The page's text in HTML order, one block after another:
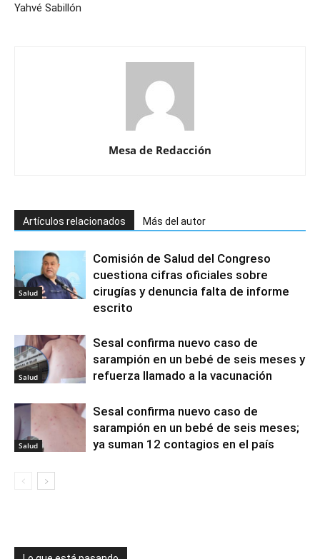
Yahvé Sabillón
Mesa de Redacción
Artículos relacionados Más del autor
Salud
Comisión de Salud del Congreso
cuestiona cifras oficiales sobre
cirugías y denuncia falta de informe
escrito
Salud
Sesal confirma nuevo caso de
sarampión en un bebé de seis meses y
refuerza llamado a la vacunación
Salud
Sesal confirma nuevo caso de
sarampión en un bebé de seis meses;
ya suman 12 contagios en el país